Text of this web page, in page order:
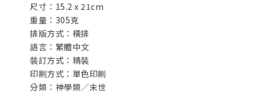
尺寸：15.2 x 21cm
重量：305克
排版方式：橫排
語言：繁體中文
裝訂方式：精裝
印刷方式：單色印刷
分類：神學類／末世